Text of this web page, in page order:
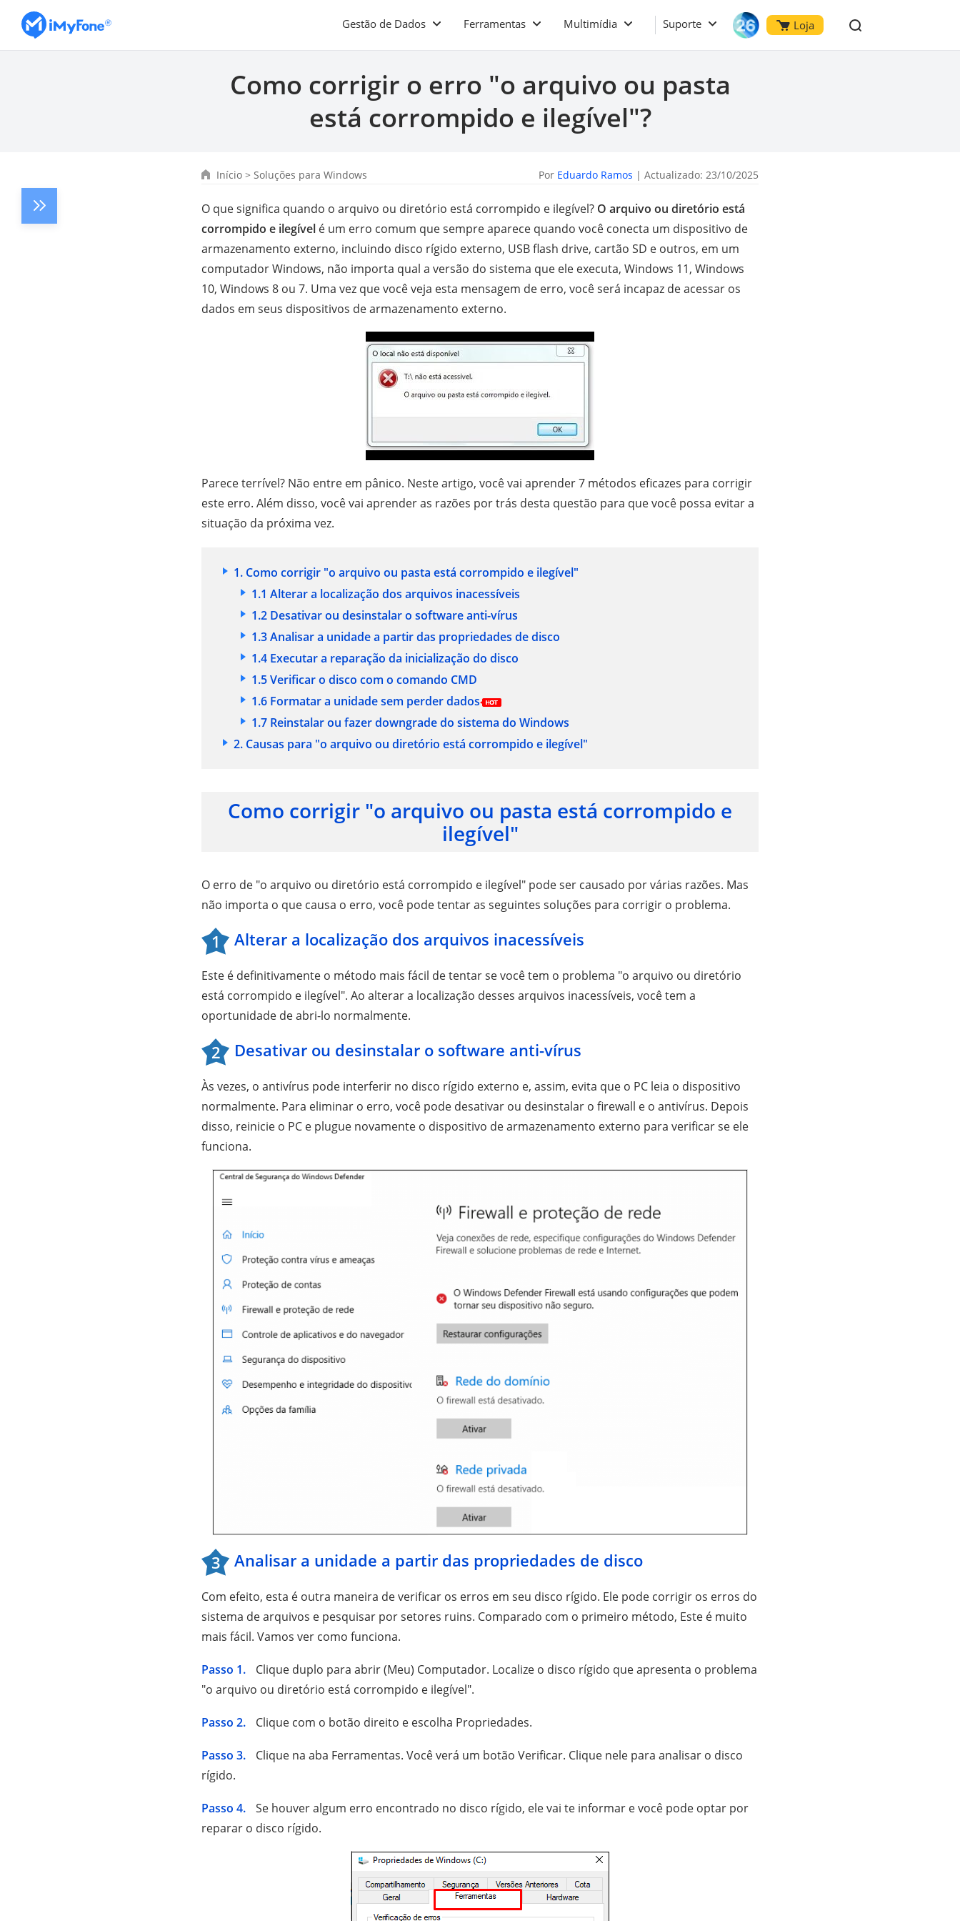
Gestão de Dados Ferramentas Multimídia Suporte Loja
Como corrigir o erro "o arquivo ou pasta
está corrompido e ilegível"?
Início > Soluções para Windows Por Eduardo Ramos | Actualizado: 23/10/2025
O que significa quando o arquivo ou diretório está corrompido e ilegível? O arquivo ou diretório está
corrompido e ilegível é um erro comum que sempre aparece quando você conecta um dispositivo de
armazenamento externo, incluindo disco rígido externo, USB flash drive, cartão SD e outros, em um
computador Windows, não importa qual a versão do sistema que ele executa, Windows 11, Windows
10, Windows 8 ou 7. Uma vez que você veja esta mensagem de erro, você será incapaz de acessar os
dados em seus dispositivos de armazenamento externo.
Parece terrível? Não entre em pânico. Neste artigo, você vai aprender 7 métodos eficazes para corrigir
este erro. Além disso, você vai aprender as razões por trás desta questão para que você possa evitar a
situação da próxima vez.
1. Como corrigir "o arquivo ou pasta está corrompido e ilegível"
1.1 Alterar a localização dos arquivos inacessíveis
1.2 Desativar ou desinstalar o software anti-vírus
1.3 Analisar a unidade a partir das propriedades de disco
1.4 Executar a reparação da inicialização do disco
1.5 Verificar o disco com o comando CMD
1.6 Formatar a unidade sem perder dados
1.7 Reinstalar ou fazer downgrade do sistema do Windows
2. Causas para "o arquivo ou diretório está corrompido e ilegível"
Como corrigir "o arquivo ou pasta está corrompido e
ilegível"
O erro de "o arquivo ou diretório está corrompido e ilegível" pode ser causado por várias razões. Mas
não importa o que causa o erro, você pode tentar as seguintes soluções para corrigir o problema.
1 Alterar a localização dos arquivos inacessíveis
Este é definitivamente o método mais fácil de tentar se você tem o problema "o arquivo ou diretório
está corrompido e ilegível". Ao alterar a localização desses arquivos inacessíveis, você tem a
oportunidade de abri-lo normalmente.
2 Desativar ou desinstalar o software anti-vírus
Às vezes, o antivírus pode interferir no disco rígido externo e, assim, evita que o PC leia o dispositivo
normalmente. Para eliminar o erro, você pode desativar ou desinstalar o firewall e o antivírus. Depois
disso, reinicie o PC e plugue novamente o dispositivo de armazenamento externo para verificar se ele
funciona.
3 Analisar a unidade a partir das propriedades de disco
Com efeito, esta é outra maneira de verificar os erros em seu disco rígido. Ele pode corrigir os erros do
sistema de arquivos e pesquisar por setores ruins. Comparado com o primeiro método, Este é muito
mais fácil. Vamos ver como funciona.
Passo 1.
Clique duplo para abrir (Meu) Computador. Localize o disco rígido que apresenta o problema
"o arquivo ou diretório está corrompido e ilegível".
Passo 2. Clique com o botão direito e escolha Propriedades.
Passo 3.
Clique na aba Ferramentas. Você verá um botão Verificar. Clique nele para analisar o disco
rígido.
Passo 4.
Se houver algum erro encontrado no disco rígido, ele vai te informar e você pode optar por
reparar o disco rígido.